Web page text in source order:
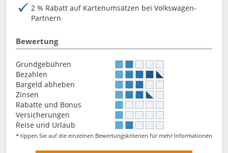
2 % Rabatt auf Kartenumsätzen bei Volkswagen-
Partnern
Bewertung
Grundgebühren
Bezahlen
Bargeld abheben
Zinsen
Rabatte und Bonus
Versicherungen
Reise und Urlaub
* tippen Sie auf die einzelnen Bewertungskriterien für mehr Informationen